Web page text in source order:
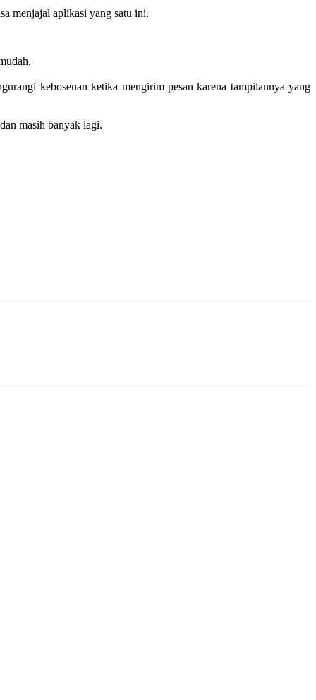
menjajal aplikasi yang satu ini.
kebosenan ketika mengirim pesan karena tampilannya yang
masih banyak lagi.